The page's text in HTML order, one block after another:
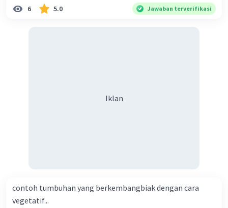
6 5.0 Jawaban terverifikasi
Iklan
contoh tumbuhan yang berkembangbiak dengan cara
vegetatif...